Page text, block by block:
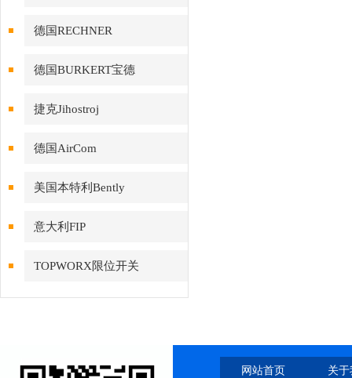
德国RECHNER
德国BURKERT宝德
捷克Jihostroj
德国AirCom
美国本特利Bently
意大利FIP
TOPWORX限位开关
网站首页 关